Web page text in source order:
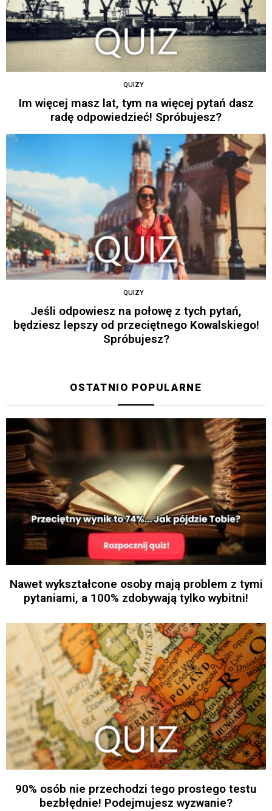
QUIZY
Im więcej masz lat, tym na więcej pytań dasz
radę odpowiedzieć! Spróbujesz?
QUIZY
Jeśli odpowiesz na połowę z tych pytań,
będziesz lepszy od przeciętnego Kowalskiego!
Spróbujesz?
OSTATNIO POPULARNE
Nawet wykształcone osoby mają problem z tymi
pytaniami, a 100% zdobywają tylko wybitni!
90% osób nie przechodzi tego prostego testu
bezbłędnie! Podejmujesz wyzwanie?